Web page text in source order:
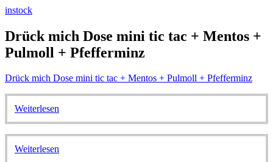
instock
Drück mich Dose mini tic tac + Mentos +
Pulmoll + Pfefferminz
Drück mich Dose mini tic tac + Mentos + Pulmoll + Pfefferminz
Weiterlesen
Weiterlesen